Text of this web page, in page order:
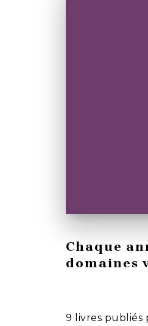
Chaque
domaines
9 livres publiés